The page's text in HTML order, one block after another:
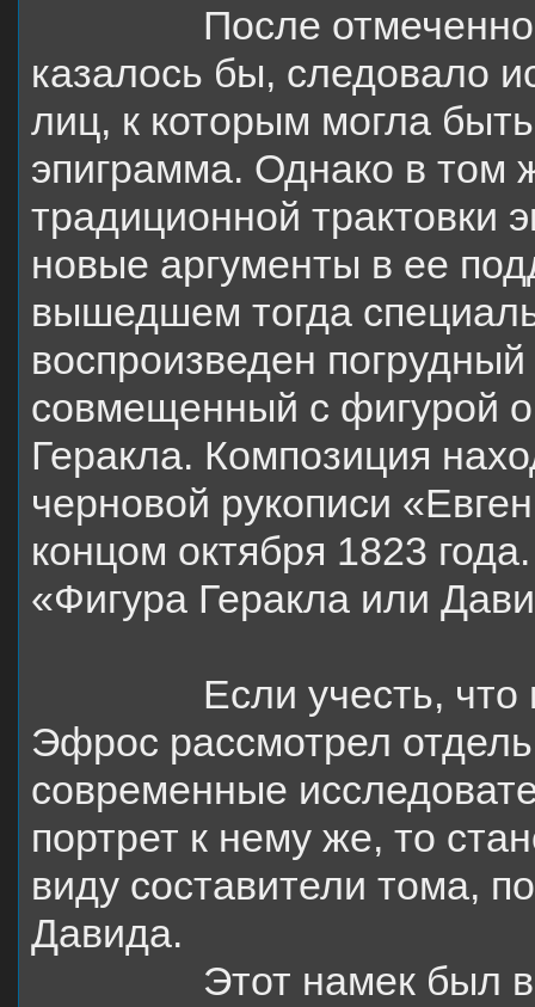
После
казалось бы, следовало
лиц, к которым могла
эпиграмма. Однако в том
традиционной трактовки
новые аргументы в ее
вышедшем тогда
воспроизведен
совмещенный с фигурой
Геракла. Композиция
черновой рукописи
концом октября 1823
«Фигура Геракла или
Если учесть,
Эфрос рассмотрел
современные
портрет к нему же, то
виду составители тома,
Давида.
Этот намек был